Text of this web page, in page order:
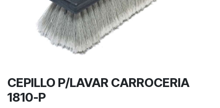
CEPILLO P/LAVAR CARROCERIA
1810-P